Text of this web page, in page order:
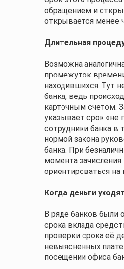
обращением и
открывается менее
Длительная
Возможна
промежуток
находившихся. Тут
банка, ведь
карточным счетом.
указывает срок «не
сотрудники банка в
нормой закона
банка. При
момента
ориентироваться на
Когда деньги
В ряде банков были
срока вклада
проверки срока её
невыясненных
посещении офиса